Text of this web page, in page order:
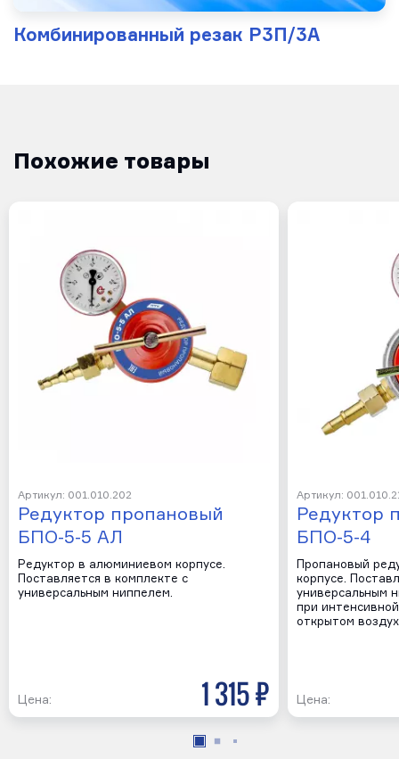
Комбинированный резак Р3П/3А
Похожие товары
Артикул: 001.010.202
Редуктор пропановый
БПО-5-5 АЛ
Редуктор в алюминиевом корпусе.
Поставляется в комплекте с
универсальным ниппелем.
Цена: 1 315 р
Артикул:
Редуктор
БПО-5-4
Пропановый
корпусе.
универсальным
при
открытом
Цена: